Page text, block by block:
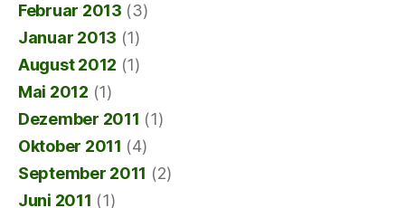
Februar 2013 (3)
Januar 2013 (1)
August 2012 (1)
Mai 2012 (1)
Dezember 2011 (1)
Oktober 2011 (4)
September 2011 (2)
Juni 2011 (1)